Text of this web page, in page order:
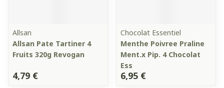
Allsan
Allsan Pate Tartiner 4
Fruits 320g Revogan
4,79 €
Chocolat Essentiel
Menthe Poivree Praline
Ment.x Pip. 4 Chocolat
Ess
6,95 €